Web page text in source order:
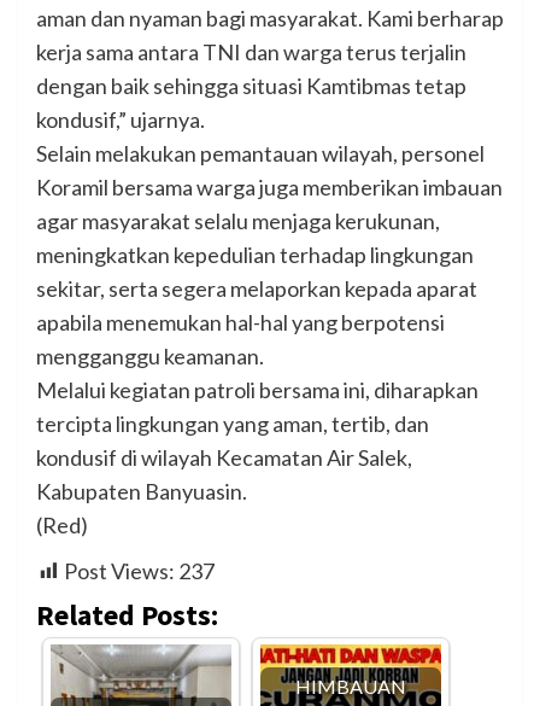
aman dan nyaman bagi masyarakat. Kami berharap
kerja sama antara TNI dan warga terus terjalin
dengan baik sehingga situasi Kamtibmas tetap
kondusif,” ujarnya.
Selain melakukan pemantauan wilayah, personel
Koramil bersama warga juga memberikan imbauan
agar masyarakat selalu menjaga kerukunan,
meningkatkan kepedulian terhadap lingkungan
sekitar, serta segera melaporkan kepada aparat
apabila menemukan hal-hal yang berpotensi
mengganggu keamanan.
Melalui kegiatan patroli bersama ini, diharapkan
tercipta lingkungan yang aman, tertib, dan
kondusif di wilayah Kecamatan Air Salek,
Kabupaten Banyuasin.
(Red)
Post Views: 237
Related Posts:
HIMBAUAN